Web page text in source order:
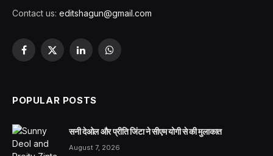
Contact us: editshagun@gmail.com
Facebook
X
LinkedInWhatsApp
POPULAR POSTS
सनी देओल और प्रीति जिंटा ने सीएम योगी से की मुलाकात
August 7, 2026